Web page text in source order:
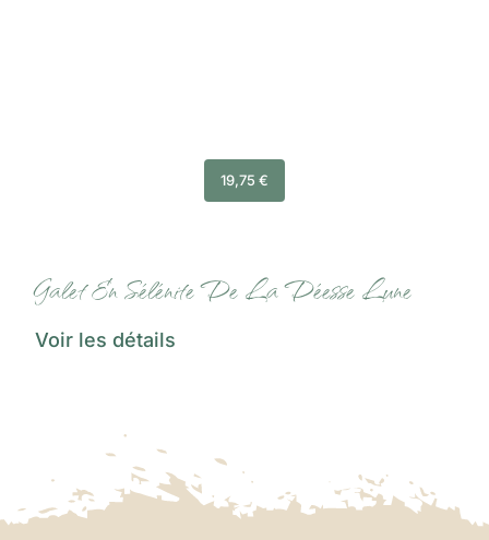
19,75 €
Galet En Sélénite De La Déesse Lune
Voir les détails